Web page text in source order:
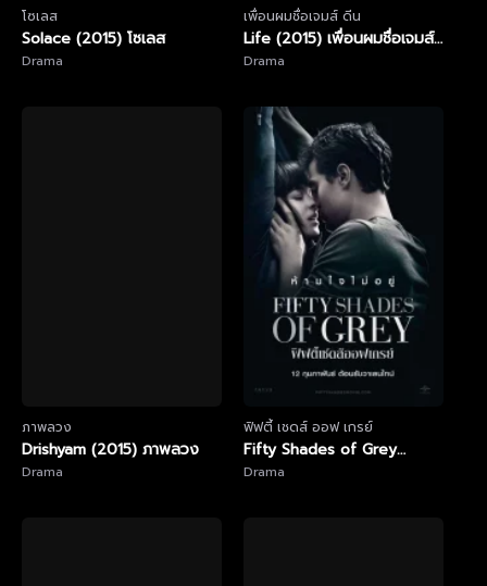
โซเลส
Solace (2015) โซเลส
Drama
เพื่อนผมชื่อเจมส์ ดีน
Life (2015) เพื่อนผมชื่อเจมส์
ดีน
Drama
ภาพลวง
Drishyam (2015) ภาพลวง
Drama
ฟิฟตี้ เชดส์ ออฟ เกรย์
Fifty Shades of Grey
(2015) ฟิฟตี้ เชดส์ ออฟ เกรย์
Drama